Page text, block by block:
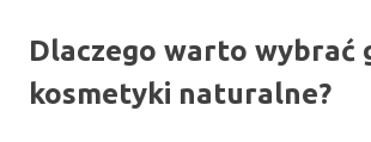
Dlaczego warto wybrać
kosmetyki naturalne?